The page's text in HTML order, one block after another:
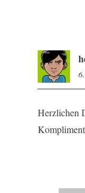
Herzlichen